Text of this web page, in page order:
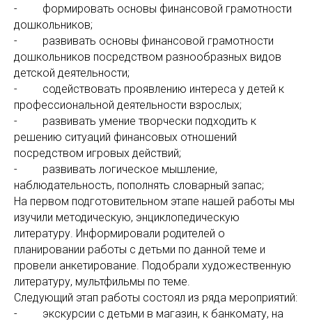
- формировать основы финансовой грамотности
дошкольников;
- развивать основы финансовой грамотности
дошкольников посредством разнообразных видов
детской деятельности;
- содействовать проявлению интереса у детей к
профессиональной деятельности взрослых;
- развивать умение творчески подходить к
решению ситуаций финансовых отношений
посредством игровых действий;
- развивать логическое мышление,
наблюдательность, пополнять словарный запас;
На первом подготовительном этапе нашей работы мы
изучили методическую, энциклопедическую
литературу. Информировали родителей о
планировании работы с детьми по данной теме и
провели анкетирование. Подобрали художественную
литературу, мультфильмы по теме.
Следующий этап работы состоял из ряда мероприятий:
- экскурсии с детьми в магазин, к банкомату, на